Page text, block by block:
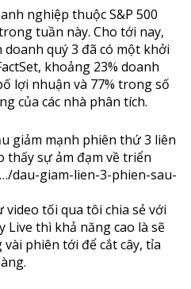
nghiệp thuộc S&P 500
tuần này. Cho tới nay,
qu‎ý 3 đã có một khởi
khoảng 23% doanh
lợi nhuận và 77% trong số
của các nhà phân tích.
giảm mạnh phiên thứ 3 liên
thấy sự ảm đạm về triển
dau-giam-lien-3-phien-sau-
video tối qua tôi chia sẻ với
Live thì khả năng cao là sẽ
phiên tới để cắt cây, tỉa